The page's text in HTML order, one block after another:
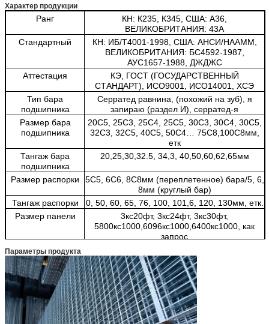
Характер продукции
Ранг
КН: К235, К345, США: А36,
ВЕЛИКОБРИТАНИЯ: 43А
Стандартный
КН: ИБ/Т4001-1998, США: АНСИ/НААММ,
ВЕЛИКОБРИТАНИЯ: БС4592-1987,
АУС1657-1988, ДЖДЖС
Аттестация
КЭ, ГОСТ (ГОСУДАРСТВЕННЫЙ
СТАНДАРТ), ИСО9001, ИСО14001, ХСЭ
Тип бара
подшипника
Серратед равнина, (похожий на зуб), я
запираю (раздел И), серратед-я
Размер бара
подшипника
20С5, 25С3, 25С4, 25С5, 30С3, 30С4, 30С5,
32С3, 32С5, 40С5, 50С4… 75С8,100С8мм,
етк
Тангаж бара
подшипника
20,25,30,32.5, 34,3, 40,50,60,62,65мм
Размер распорки
5С5, 6С6, 8С8мм (переплетенное) бара/5, 6,
8мм (круглый бар)
Тангаж распорки
0, 50, 60, 65, 76, 100, 101,6, 120, 130мм, етк.
Размер панели
3кс20фт, 3кс24фт, 3кс30фт,
5800кс1000,6096кс1000,6400кс1000, как
запрос
Поверхность
гальванизированное погружение, холодное
гальванизированное погружение,
покрашенный, порошок
Гальванизирование
КН: ГБ/Т13912, США: АСТМ (А123),
ВЕЛИКОБРИТАНИЯ: БС729
Цвет
Серебр/чернота
Параметры продукта